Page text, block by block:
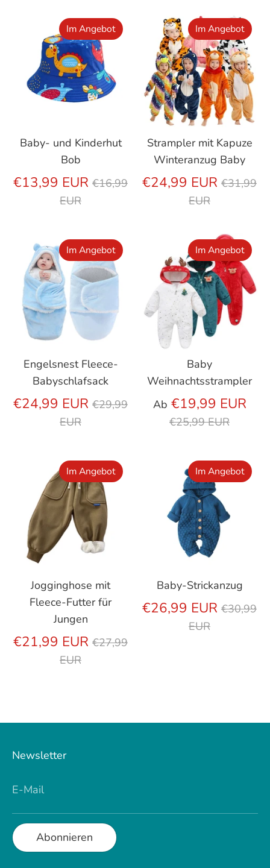
Baby- und Kinderhut
Bob
€13,99 EUR Regulärer
€16,99
EUR
Im Angebot
Strampler mit Kapuze
Winteranzug Baby
€24,99 EUR €31,99
EUR
Im Angebot
Engelsnest Fleece-
Babyschlafsack
€24,99 EUR Regulärer
€29,99
EUR
Im Angebot
Baby
Weihnachtsstrampler
Ab €19,99 EUR
€25,99 EUR
Im Angebot
Jogginghose mit
Fleece-Futter für
Jungen
€21,99 EUR Regulärer
€27,99
EUR
Im Angebot
Baby-Strickanzug
€26,99 EUR €30,99
EUR
Im Angebot
Newsletter
E-Mail
Abonnieren